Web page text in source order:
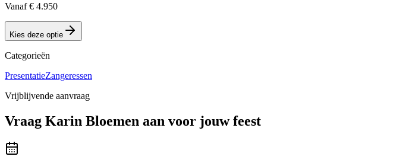
Vanaf € 4.950
Kies deze optie
Categorieën
PresentatieZangeressen
Vrijblijvende aanvraag
Vraag Karin Bloemen aan voor jouw feest